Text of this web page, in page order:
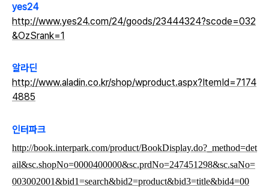
yes24
http://www.yes24.com/24/goods/23444324?scode=032
&OzSrank=1
알라딘
http://www.aladin.co.kr/shop/wproduct.aspx?ItemId=7174
4885
인터파크
http://book.interpark.com/product/BookDisplay.do?_method=det
ail&sc.shopNo=0000400000&sc.prdNo=247451298&sc.saNo=
003002001&bid1=search&bid2=product&bid3=title&bid4=00